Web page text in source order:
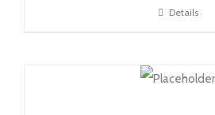
Details